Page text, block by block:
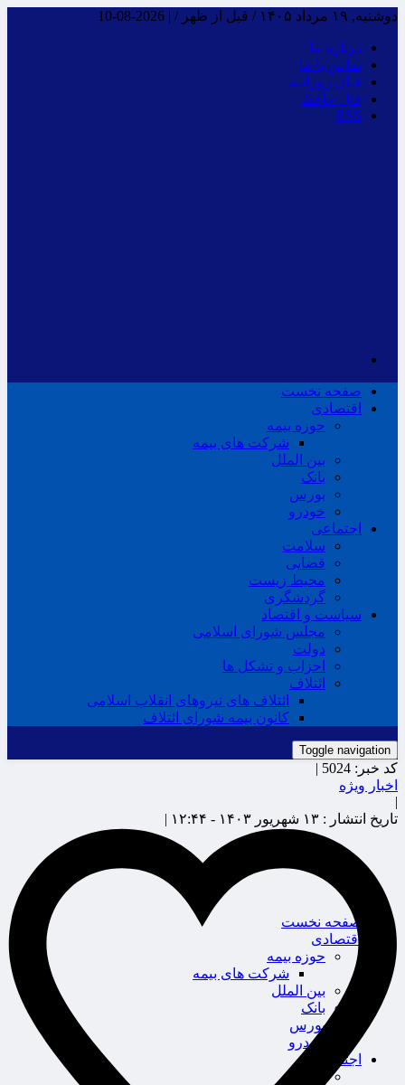
دوشنبه, ۱۹ مرداد ۱۴۰۵ / قبل از ظهر / |
2026-08-10
درباره ما
تماس با ما
فـال روزانـه
فال حافظ
RSS
صفحه نخست
اقتصادی
حوزه بیمه
شرکت های بیمه
بین الملل
بانک
بورس
خودرو
اجتماعی
سلامت
قضایی
محیط زیست
گردشگری
سیاست و اقتصاد
مجلس شورای اسلامی
دولت
احزاب و تشکل ها
ائتلاف
ائتلاف های نیروهای انقلاب اسلامی
کانون بیمه شورای ائتلاف
Toggle navigation
صفحه نخست
اقتصادی
حوزه بیمه
شرکت های بیمه
بین الملل
بانک
بورس
خودرو
اجتماعی
سلامت
کد خبر: 5024 |
اخبار ویژه
|
تاریخ انتشار : ۱۳ شهریور ۱۴۰۳ - ۱۲:۴۴ |